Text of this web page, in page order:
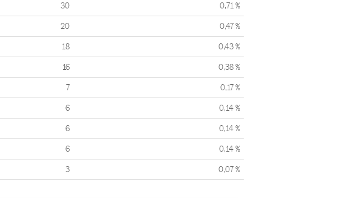
30 0,71 %
20 0,47 %
18 0,43 %
16 0,38 %
7 0,17 %
6 0,14 %
6 0,14 %
6 0,14 %
3 0,07 %